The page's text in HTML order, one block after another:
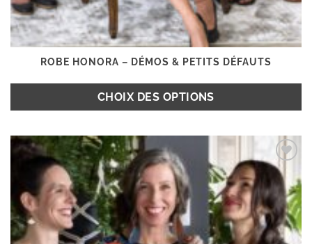
ROBE HONORA – DÉMOS & PETITS DÉFAUTS
CHOIX DES OPTIONS
produit
plusieurs
variations.
Les
options
Ajouter
à la
wishlist